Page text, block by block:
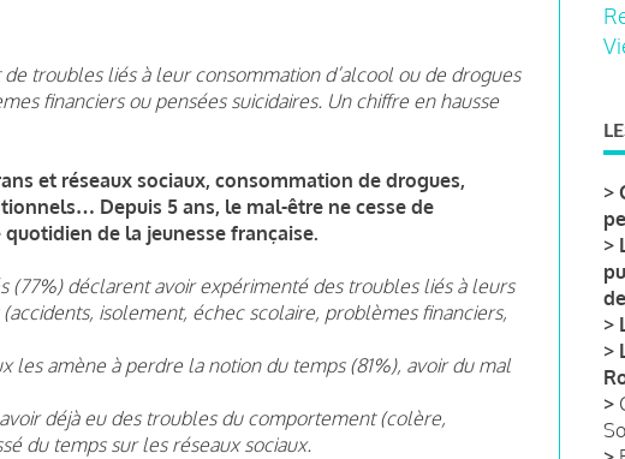
troubles liés à leur consommation d’alcool ou de drogues
financiers ou pensées suicidaires. Un chiffre en hausse
et réseaux sociaux, consommation de drogues,
Depuis 5 ans, le mal-être ne cesse de
de la jeunesse française.
(77%) déclarent avoir expérimenté des troubles liés à leurs
isolement, échec scolaire, problèmes financiers,
les amène à perdre la notion du temps (81%), avoir du mal
déjà eu des troubles du comportement (colère,
du temps sur les réseaux sociaux.
>
>
>
>
>